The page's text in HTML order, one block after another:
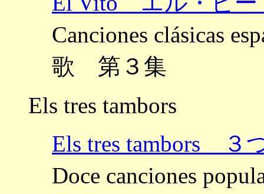
Canciones clásicas
歌 第３集
Els tres tambors
Els tres tambors ３
Doce canciones